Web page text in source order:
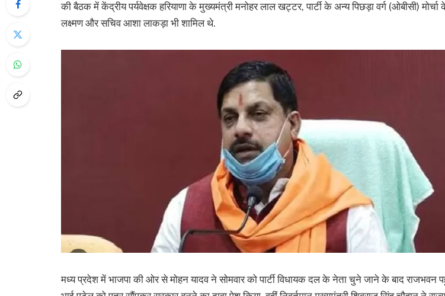
की बैठक में केंद्रीय पर्यवेक्षक हरियाणा के मुख्यमंत्री मनोहर लाल खट्टर, पार्टी के अन्य पिछड़ा वर्ग (ओबीसी)
लक्ष्मण और सचिव आशा लाकड़ा भी शामिल थे.
मध्य प्रदेश में भाजपा की ओर से मोहन यादव ने सोमवार को पार्टी विधायक दल के नेता चुने जाने के बाद राजभवन